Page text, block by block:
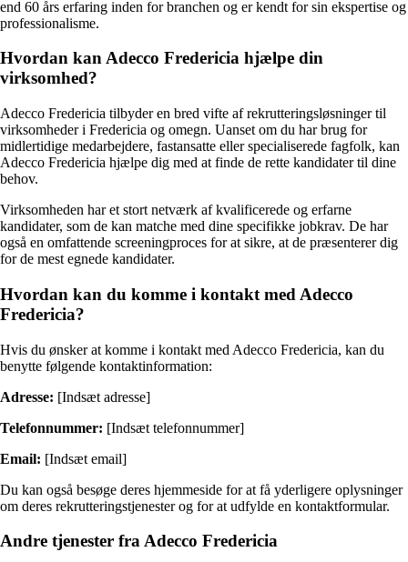
end 60 års erfaring inden for branchen og er kendt for sin ekspertise og
professionalisme.
Hvordan kan Adecco Fredericia hjælpe din
virksomhed?
Adecco Fredericia tilbyder en bred vifte af rekrutteringsløsninger til
virksomheder i Fredericia og omegn. Uanset om du har brug for
midlertidige medarbejdere, fastansatte eller specialiserede fagfolk, kan
Adecco Fredericia hjælpe dig med at finde de rette kandidater til dine
behov.
Virksomheden har et stort netværk af kvalificerede og erfarne
kandidater, som de kan matche med dine specifikke jobkrav. De har
også en omfattende screeningproces for at sikre, at de præsenterer dig
for de mest egnede kandidater.
Hvordan kan du komme i kontakt med Adecco
Fredericia?
Hvis du ønsker at komme i kontakt med Adecco Fredericia, kan du
benytte følgende kontaktinformation:
Adresse: [Indsæt adresse]
Telefonnummer: [Indsæt telefonnummer]
Email: [Indsæt email]
Du kan også besøge deres hjemmeside for at få yderligere oplysninger
om deres rekrutteringstjenester og for at udfylde en kontaktformular.
Andre tjenester fra Adecco Fredericia